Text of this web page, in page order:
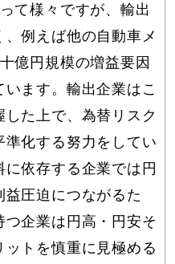
て様々ですが、輸出
例えば他の自動車メ
億円規模の増益要因
ます。輸出企業はこ
た上で、為替リスク
化する努力をしてい
に依存する企業では円
圧迫につながるた
企業は円高・円安そ
トを慎重に見極める